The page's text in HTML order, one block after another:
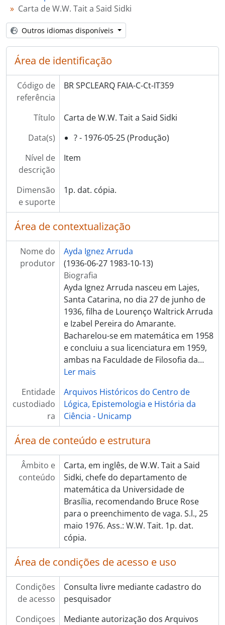
[Série] CV - Curriculum Vitae de Terceiros
[Série] AV - Áudio Visual
[Série] F - Fotografias
Carta de W.W. Tait a Said Sidki
Outros idiomas disponíveis
Área de identificação
Código de
referência
BR SPCLEARQ FAIA-C-Ct-IT359
Título
Carta de W.W. Tait a Said Sidki
Data(s)
? - 1976-05-25 (Produção)
Nível de
descrição
Item
Dimensão
e suporte
1p. dat. cópia.
Área de contextualização
Nome do
produtor
Ayda Ignez Arruda
(1936-06-27 1983-10-13)
Biografia
Ayda Ignez Arruda nasceu em Lajes,
Santa Catarina, no dia 27 de junho de
1936, filha de Lourenço Waltrick Arruda
e Izabel Pereira do Amarante.
Bacharelou-se em matemática em 1958
e concluiu a sua licenciatura em 1959,
ambas na Faculdade de Filosofia da…
Ler mais
Entidade
custodiado
ra
Arquivos Históricos do Centro de
Lógica, Epistemologia e História da
Ciência - Unicamp
Área de conteúdo e estrutura
Âmbito e
conteúdo
Carta, em inglês, de W.W. Tait a Said
Sidki, chefe do departamento de
matemática da Universidade de
Brasília, recomendando Bruce Rose
para o preenchimento de vaga. S.l., 25
maio 1976. Ass.: W.W. Tait. 1p. dat.
cópia.
Área de condições de acesso e uso
Condições
de acesso
Consulta livre mediante cadastro do
pesquisador
Condiçoes
Mediante autorização dos Arquivos